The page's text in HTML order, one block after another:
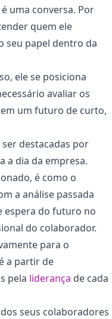
uma conversa. Por
quem ele
seu papel dentro da
ele se posiciona
avaliar os
um futuro de curto,
destacadas por
a dia da empresa.
é como o
a análise passada
espera do futuro no
do colaborador.
para o
a partir de
pela liderança de cada
seus colaboradores